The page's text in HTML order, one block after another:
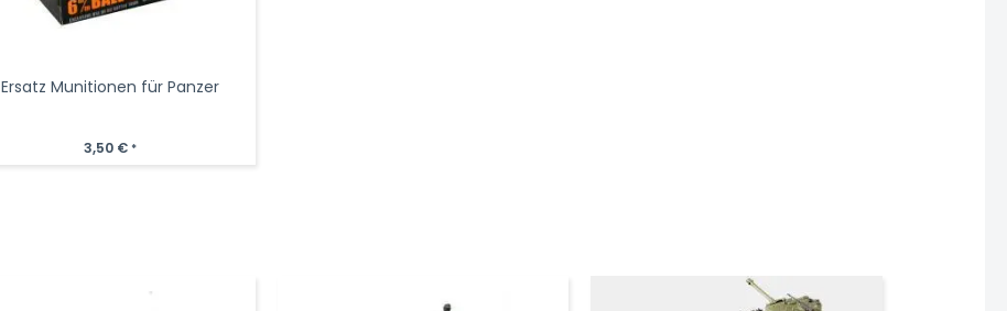
Ersatz Munitionen für Panzer
3,50 € *